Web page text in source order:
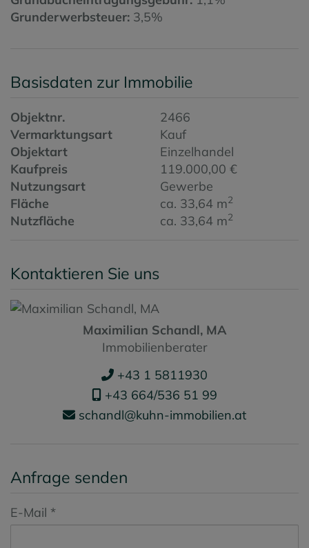
Grunderwerbsteuer: 3,5%
Basisdaten zur Immobilie
Objektnr.
2466
Vermarktungsart
Kauf
Objektart
Einzelhandel
Kaufpreis
119.000,00 €
Nutzungsart
Gewerbe
Fläche
ca. 33,64 m2
Nutzfläche ca. 33,64 m2
Kontaktieren Sie uns
Maximilian Schandl, MA
Immobilienberater
+43 1 5811930
+43 664/536 51 99
schandl@kuhn-immobilien.at
Anfrage senden
E-Mail